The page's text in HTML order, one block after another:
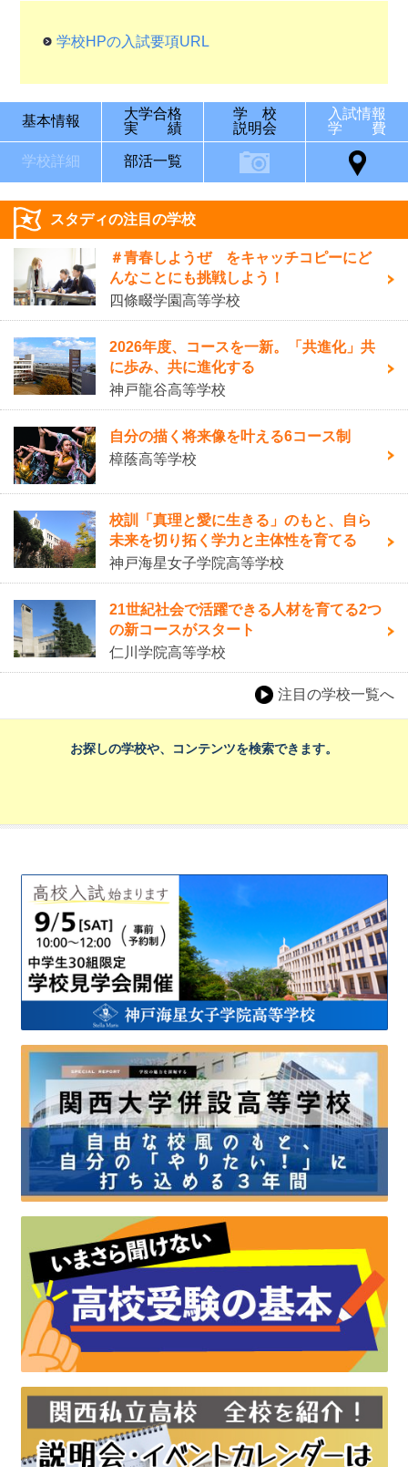
学校HPの入試要項URL
基本情報
大学合格
実 績
学 校
説明会
入試情報
学 費
学校詳細 部活一覧
スタディの注目の学校
＃青春しようぜ をキャッチコピーにど
んなことにも挑戦しよう！
四條畷学園高等学校
2026年度、コースを一新。「共進化」共
に歩み、共に進化する
神戸龍谷高等学校
自分の描く将来像を叶える6コース制
樟蔭高等学校
校訓「真理と愛に生きる」のもと、自ら
未来を切り拓く学力と主体性を育てる
神戸海星女子学院高等学校
21世紀社会で活躍できる人材を育てる2つ
の新コースがスタート
仁川学院高等学校
注目の学校一覧へ
お探しの学校や、コンテンツを検索できます。